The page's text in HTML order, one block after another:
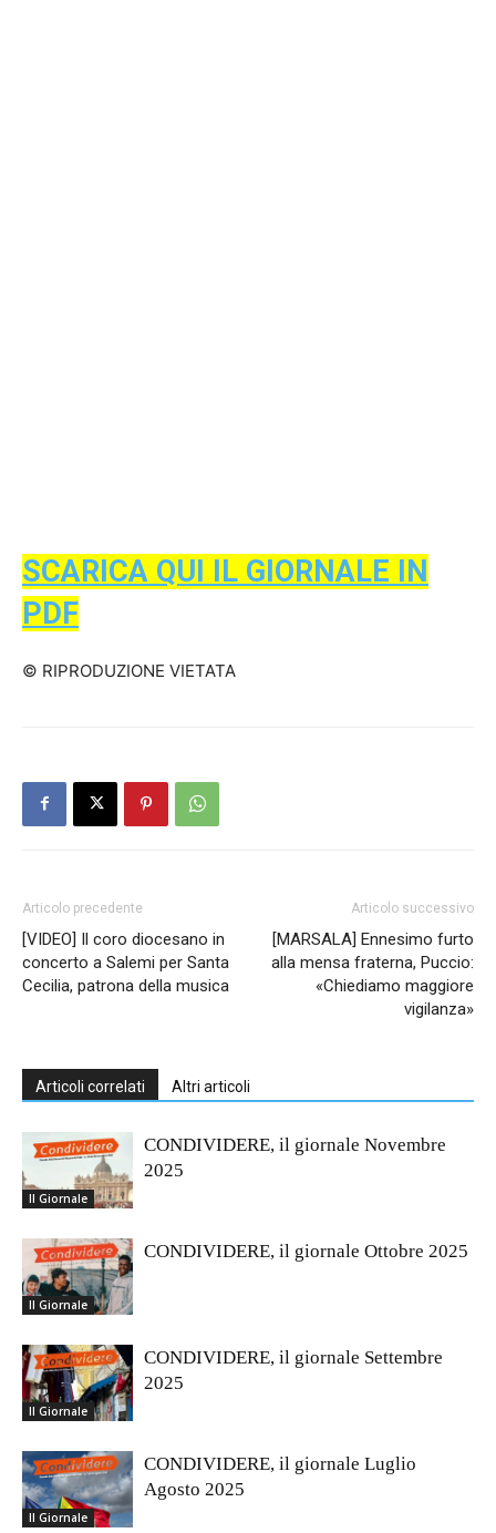
SCARICA QUI IL GIORNALE IN
PDF
© RIPRODUZIONE VIETATA
Articolo precedente
[VIDEO] Il coro diocesano in
concerto a Salemi per Santa
Cecilia, patrona della musica
Articolo successivo
[MARSALA] Ennesimo furto
alla mensa fraterna, Puccio:
«Chiediamo maggiore
vigilanza»
Articoli correlati Altri articoli
Il Giornale
CONDIVIDERE, il giornale Novembre
2025
Il Giornale
CONDIVIDERE, il giornale Ottobre 2025
Il Giornale
CONDIVIDERE, il giornale Settembre
2025
Il Giornale
CONDIVIDERE, il giornale Luglio
Agosto 2025